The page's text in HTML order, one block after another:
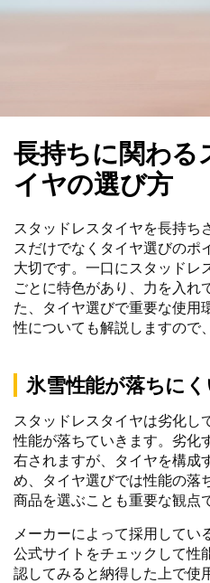
長持ちに関わる
イヤの選び方
スタッドレスタイヤを長持ち
スだけでなくタイヤ選びのポ
大切です。一口にスタッドレ
ごとに特色があり、力を入れ
た、タイヤ選びで重要な使用
性についても解説しますので
氷雪性能が落ちに
スタッドレスタイヤは劣化し
性能が落ちていきます。劣化
右されますが、タイヤを構成
め、タイヤ選びでは性能の落
商品を選ぶことも重要な観点
メーカーによって採用してい
公式サイトをチェックして性
認してみると納得した上で使